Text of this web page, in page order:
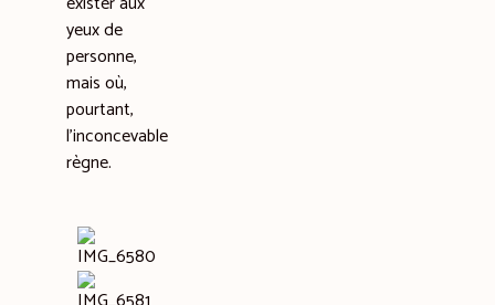
yeux de
personne,
mais où,
pourtant,
l’inconcevable
règne.